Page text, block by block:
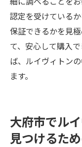
認定を受けている
保証できるかを見
て、安心して購入
ば、ルイヴィトン
ます。
大府市でル
見つけるた